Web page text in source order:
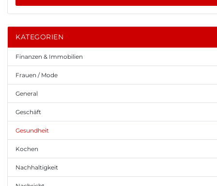
KATEGORIEN
Finanzen & Immobilien
Frauen / Mode
General
Geschäft
Gesundheit
Kochen
Nachhaltigkeit